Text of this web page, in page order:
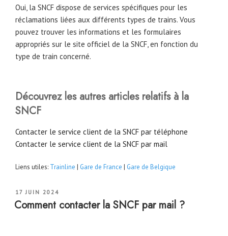
Oui, la SNCF dispose de services spécifiques pour les
réclamations liées aux différents types de trains. Vous
pouvez trouver les informations et les formulaires
appropriés sur le site officiel de la SNCF, en fonction du
type de train concerné.
Découvrez les autres articles relatifs à la
SNCF
Contacter le service client de la SNCF par téléphone
Contacter le service client de la SNCF par mail
Liens utiles: Trainline | Gare de France | Gare de Belgique
PUBLIÉ
LE
17 JUIN 2024
Comment contacter la SNCF par mail ?